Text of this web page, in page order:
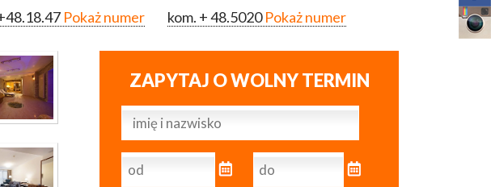
Pokaż numer kom. + 48.5020Pokaż numer
ZAPYTAJ O WOLNY TERMIN